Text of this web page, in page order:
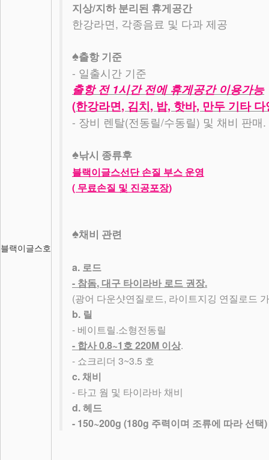
블랙이글스호
지상/지하 분리된 휴게공간
한강라면 , 각종음료 및 다과 제공
♠출항 기준
- 일출시간 기준
출항 전 1시간 전에 휴게공간 이용가능
(한강라면 , 김치 , 밥, 핫바, 만두 기타
- 장비 렌탈(전동릴/수동릴 ) 및 채비 판매 .
♠낚시 종류후
블랙이글스선단 손질 부스 운영
( 무료손질 및 진공포장)
♠채비 관련
a. 로드
- 참돔, 대구 타이라바 로드 권장.
(광어 다운샷연질로드, 라이트지깅 연질로드
b. 릴
- 베이트릴.소형전동릴
- 합사0.8~1 호 220M 이상.
- 쇼크리더 3~3.5 호
c. 채비
- 타고 웜 및 타이라바 채비
d. 헤드
- 150~200g (180g 주력이며 조류에 따라 선택)